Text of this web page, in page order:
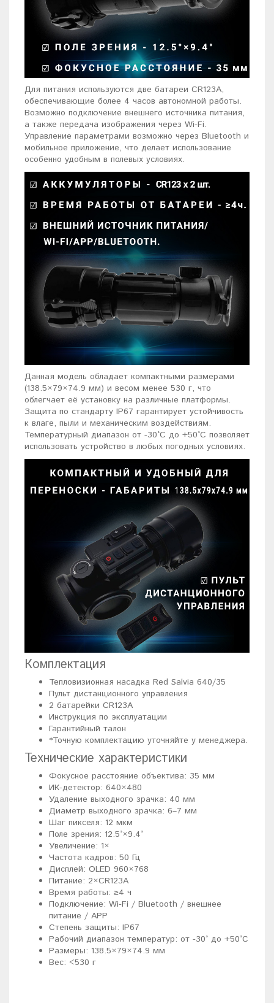
Для питания используются две батареи CR123A,
обеспечивающие более 4 часов автономной работы.
Возможно подключение внешнего источника питания,
а также передача изображения через Wi-Fi.
Управление параметрами возможно через Bluetooth и
мобильное приложение, что делает использование
особенно удобным в полевых условиях.
Данная модель обладает компактными размерами
(138.5×79×74.9 мм) и весом менее 530 г, что
облегчает её установку на различные платформы.
Защита по стандарту IP67 гарантирует устойчивость
к влаге, пыли и механическим воздействиям.
Температурный диапазон от -30°C до +50°C позволяет
использовать устройство в любых погодных условиях.
Комплектация
Тепловизионная насадка Red Salvia 640/35
Пульт дистанционного управления
2 батарейки CR123A
Инструкция по эксплуатации
Гарантийный талон
*Точную комплектацию уточняйте у менеджера.
Технические характеристики
Фокусное расстояние объектива: 35 мм
ИК-детектор: 640×480
Удаление выходного зрачка: 40 мм
Диаметр выходного зрачка: 6–7 мм
Шаг пикселя: 12 мкм
Поле зрения: 12.5°×9.4°
Увеличение: 1×
Частота кадров: 50 Гц
Дисплей: OLED 960×768
Питание: 2×CR123A
Время работы: ≥4 ч
Подключение: Wi-Fi / Bluetooth / внешнее
питание / APP
Степень защиты: IP67
Рабочий диапазон температур: от -30° до +50°C
Размеры: 138.5×79×74.9 мм
Вес: <530 г